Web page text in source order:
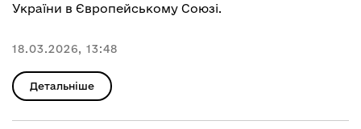
України в Європейському Союзі.
18.03.2026, 13:48
Детальніше